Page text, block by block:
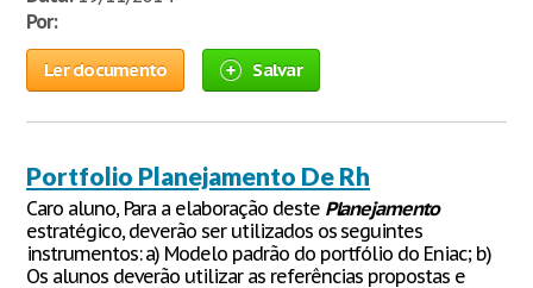
Por:
Ler documento Salvar
Portfolio Planejamento De Rh
Caro aluno, Para a elaboração deste Planejamento
estratégico, deverão ser utilizados os seguintes
instrumentos: a) Modelo padrão do portfólio do Eniac; b)
Os alunos deverão utilizar as referências propostas e